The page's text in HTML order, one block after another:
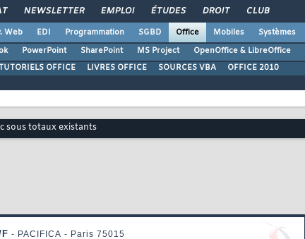
NEWSLETTER EMPLOI ÉTUDES DROIT CLUB
Web EDI Programmation SGBD Office Mobiles
Systèmes
PowerPoint SharePoint MS Project OpenOffice & LibreOffice
OFFICE LIVRES OFFICE SOURCES VBA OFFICE 2010
sous totaux existants